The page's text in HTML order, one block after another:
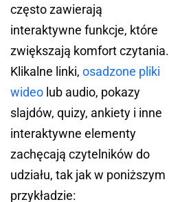
często zawierają
interaktywne funkcje, które
zwiększają komfort czytania.
Klikalne linki, osadzone pliki
wideo lub audio, pokazy
slajdów, quizy, ankiety i inne
interaktywne elementy
zachęcają czytelników do
udziału, tak jak w poniższym
przykładzie: